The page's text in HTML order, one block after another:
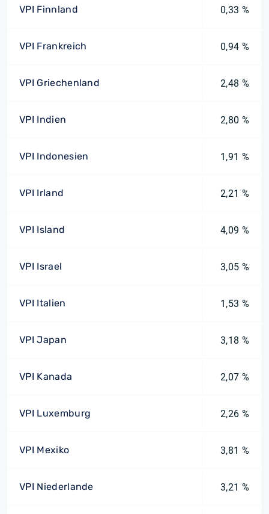
VPI Finnland 0,33 %
VPI Frankreich 0,94 %
VPI Griechenland 2,48 %
VPI Indien 2,80 %
VPI Indonesien 1,91 %
VPI Irland 2,21 %
VPI Island 4,09 %
VPI Israel 3,05 %
VPI Italien 1,53 %
VPI Japan 3,18 %
VPI Kanada 2,07 %
VPI Luxemburg 2,26 %
VPI Mexiko 3,81 %
VPI Niederlande 3,21 %